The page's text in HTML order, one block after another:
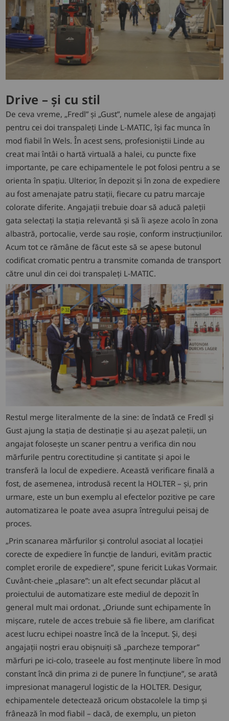
Drive – și cu stil
De ceva vreme, „Fredl” și „Gust”, numele alese de angajați
pentru cei doi transpaleți Linde L-MATIC, își fac munca în
mod fiabil în Wels. În acest sens, profesioniștii Linde au
creat mai întâi o hartă virtuală a halei, cu puncte fixe
importante, pe care echipamentele le pot folosi pentru a se
orienta în spațiu. Ulterior, în depozit și în zona de expediere
au fost amenajate patru stații, fiecare cu patru marcaje
colorate diferite. Angajații trebuie doar să aducă paleții
gata selectați la stația relevantă și să îi așeze acolo în zona
albastră, portocalie, verde sau roșie, conform instrucțiunilor.
Acum tot ce rămâne de făcut este să se apese butonul
codificat cromatic pentru a transmite comanda de transport
către unul din cei doi transpaleți L-MATIC.
Restul merge literalmente de la sine: de îndată ce Fredl și
Gust ajung la stația de destinație și au așezat paleții, un
angajat folosește un scaner pentru a verifica din nou
mărfurile pentru corectitudine și cantitate și apoi le
transferă la locul de expediere. Această verificare finală a
fost, de asemenea, introdusă recent la HOLTER – și, prin
urmare, este un bun exemplu al efectelor pozitive pe care
automatizarea le poate avea asupra întregului peisaj de
proces.
„Prin scanarea mărfurilor și controlul asociat al locației
corecte de expediere în funcție de landuri, evităm practic
complet erorile de expediere”, spune fericit Lukas Vormair.
Cuvânt-cheie „plasare”: un alt efect secundar plăcut al
proiectului de automatizare este mediul de depozit în
general mult mai ordonat. „Oriunde sunt echipamente în
mișcare, rutele de acces trebuie să fie libere, am clarificat
acest lucru echipei noastre încă de la început. Și, deși
angajații noștri erau obișnuiți să „parcheze temporar”
mărfuri pe ici-colo, traseele au fost menținute libere în mod
constant încă din prima zi de punere în funcțiune”, se arată
impresionat managerul logistic de la HOLTER. Desigur,
echipamentele detectează oricum obstacolele la timp și
frânează în mod fiabil – dacă, de exemplu, un pieton